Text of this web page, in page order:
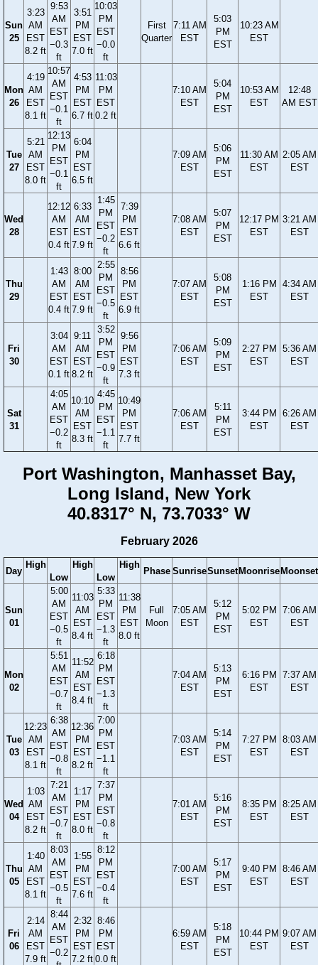
Sun
25
3:23
AM
EST
8.2 ft
9:53
AM
EST
−0.3
ft
3:51
PM
EST
7.0 ft
10:03
PM
EST
−0.0
ft
First
Quarter
7:11 AM
EST
5:03
PM
EST
10:23 AM
EST
Mon
26
4:19
AM
EST
8.1 ft
10:57
AM
EST
−0.1
ft
4:53
PM
EST
6.7 ft
11:03
PM
EST
0.2 ft
7:10 AM
EST
5:04
PM
EST
10:53 AM
EST
12:48
AM EST
Tue
27
5:21
AM
EST
8.0 ft
12:13
PM
EST
−0.1
ft
6:04
PM
EST
6.5 ft
7:09 AM
EST
5:06
PM
EST
11:30 AM
EST
2:05 AM
EST
Wed
28
12:12
AM
EST
0.4 ft
6:33
AM
EST
7.9 ft
1:45
PM
EST
−0.2
ft
7:39
PM
EST
6.6 ft
7:08 AM
EST
5:07
PM
EST
12:17 PM
EST
3:21 AM
EST
Thu
29
1:43
AM
EST
0.4 ft
8:00
AM
EST
7.9 ft
2:55
PM
EST
−0.5
ft
8:56
PM
EST
6.9 ft
7:07 AM
EST
5:08
PM
EST
1:16 PM
EST
4:34 AM
EST
Fri
30
3:04
AM
EST
0.1 ft
9:11
AM
EST
8.2 ft
3:52
PM
EST
−0.9
ft
9:56
PM
EST
7.3 ft
7:06 AM
EST
5:09
PM
EST
2:27 PM
EST
5:36 AM
EST
Sat
31
4:05
AM
EST
−0.2
ft
10:10
AM
EST
8.3 ft
4:45
PM
EST
−1.1
ft
10:49
PM
EST
7.7 ft
7:06 AM
EST
5:11
PM
EST
3:44 PM
EST
6:26 AM
EST
Port Washington, Manhasset Bay,
Long Island, New York
40.8317° N, 73.7033° W
February 2026
Day
High
Low
High
Low
High
Phase SunriseSunset Moonrise Moonset
Sun
01
5:00
AM
EST
−0.5
ft
11:03
AM
EST
8.4 ft
5:33
PM
EST
−1.3
ft
11:38
PM
EST
8.0 ft
Full
Moon
7:05 AM
EST
5:12
PM
EST
5:02 PM
EST
7:06 AM
EST
Mon
02
5:51
AM
EST
−0.7
ft
11:52
AM
EST
8.4 ft
6:18
PM
EST
−1.3
ft
7:04 AM
EST
5:13
PM
EST
6:16 PM
EST
7:37 AM
EST
Tue
03
12:23
AM
EST
8.1 ft
6:38
AM
EST
−0.8
ft
12:36
PM
EST
8.2 ft
7:00
PM
EST
−1.1
ft
7:03 AM
EST
5:14
PM
EST
7:27 PM
EST
8:03 AM
EST
Wed
04
1:03
AM
EST
8.2 ft
7:21
AM
EST
−0.7
ft
1:17
PM
EST
8.0 ft
7:37
PM
EST
−0.8
ft
7:01 AM
EST
5:16
PM
EST
8:35 PM
EST
8:25 AM
EST
Thu
05
1:40
AM
EST
8.1 ft
8:03
AM
EST
−0.5
ft
1:55
PM
EST
7.6 ft
8:12
PM
EST
−0.4
ft
7:00 AM
EST
5:17
PM
EST
9:40 PM
EST
8:46 AM
EST
Fri
06
2:14
AM
EST
7.9 ft
8:44
AM
EST
−0.2
2:32
PM
EST
7.2 ft
8:46
PM
EST
0.0 ft
6:59 AM
EST
5:18
PM
EST
10:44 PM
EST
9:07 AM
EST